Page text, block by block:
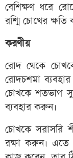
বেশিক্ষণ ধরে
রশ্মি চোখের ক্ষতি
করণীয়
রোদ থেকে
রোদচশমা
চোখকে শতভাগ
ব্যবহার করুন।
চোখকে সরাসরি
রক্ষা করুন।